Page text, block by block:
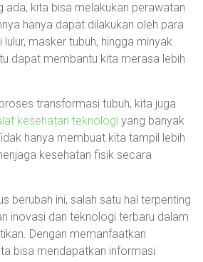
ada, kita bisa melakukan perawatan
hanya dapat dilakukan oleh para
masker tubuh, hingga minyak
dapat membantu kita merasa lebih
transformasi tubuh, kita juga
kesehatan teknologi yang banyak
hanya membuat kita tampil lebih
kesehatan fisik secara
berubah ini, salah satu hal terpenting
inovasi dan teknologi terbaru dalam
Dengan memanfaatkan
bisa mendapatkan informasi